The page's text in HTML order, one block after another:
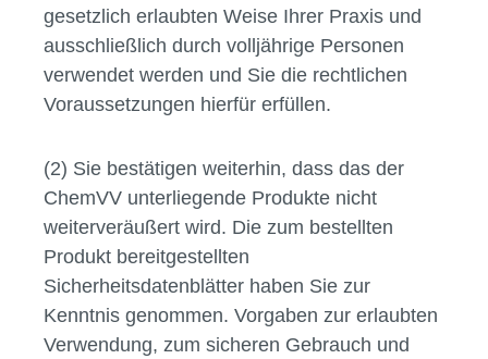
gesetzlich erlaubten Weise Ihrer Praxis und
ausschließlich durch volljährige Personen
verwendet werden und Sie die rechtlichen
Voraussetzungen hierfür erfüllen.
(2) Sie bestätigen weiterhin, dass das der
ChemVV unterliegende Produkte nicht
weiterveräußert wird. Die zum bestellten
Produkt bereitgestellten
Sicherheitsdatenblätter haben Sie zur
Kenntnis genommen. Vorgaben zur erlaubten
Verwendung, zum sicheren Gebrauch und